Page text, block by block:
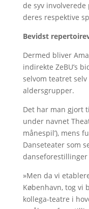
de syv
deres respektive
Bevidst
Dermed bliver
indirekte ZeBU’s
selvom teatret
aldersgrupper.
Det har man gjort
under navnet
månespil’), mens
Danseteater som
»Men da vi
København, tog vi
kollega-teatre i